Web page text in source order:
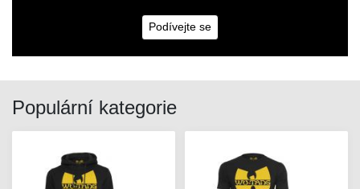
Podívejte se
Populární kategorie